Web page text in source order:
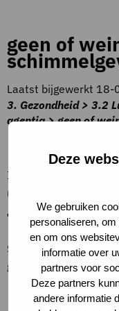
Deze
We gebruiken
personaliseren,
en om ons
informatie over
partners voor
Deze partners
andere informatie
geen of
Laatst bijgewerkt
3. Gezondheid > 3.2
agentia > geen of
In alle sanitaire
materialen toegepast.
Toelichting
Schimmelgevoelige
geschilderde muren,
Definities